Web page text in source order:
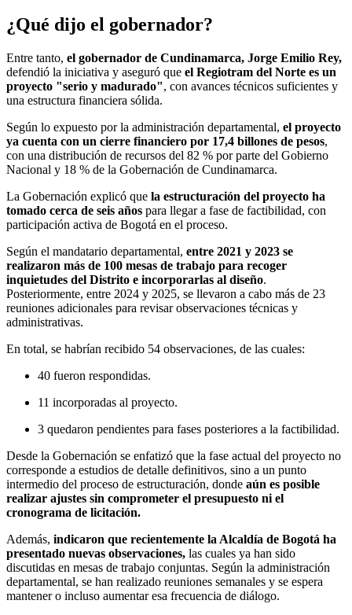
¿Qué dijo el gobernador?
Entre tanto, el gobernador de Cundinamarca, Jorge Emilio Rey,
defendió la iniciativa y aseguró que el Regiotram del Norte es un
proyecto "serio y madurado", con avances técnicos suficientes y
una estructura financiera sólida.
Según lo expuesto por la administración departamental, el proyecto
ya cuenta con un cierre financiero por 17,4 billones de pesos,
con una distribución de recursos del 82 % por parte del Gobierno
Nacional y 18 % de la Gobernación de Cundinamarca.
La Gobernación explicó que la estructuración del proyecto ha
tomado cerca de seis años para llegar a fase de factibilidad, con
participación activa de Bogotá en el proceso.
Según el mandatario departamental, entre 2021 y 2023 se
realizaron más de 100 mesas de trabajo para recoger
inquietudes del Distrito e incorporarlas al diseño.
Posteriormente, entre 2024 y 2025, se llevaron a cabo más de 23
reuniones adicionales para revisar observaciones técnicas y
administrativas.
En total, se habrían recibido 54 observaciones, de las cuales:
40 fueron respondidas.
11 incorporadas al proyecto.
3 quedaron pendientes para fases posteriores a la factibilidad.
Desde la Gobernación se enfatizó que la fase actual del proyecto no
corresponde a estudios de detalle definitivos, sino a un punto
intermedio del proceso de estructuración, donde aún es posible
realizar ajustes sin comprometer el presupuesto ni el
cronograma de licitación.
Además, indicaron que recientemente la Alcaldía de Bogotá ha
presentado nuevas observaciones, las cuales ya han sido
discutidas en mesas de trabajo conjuntas. Según la administración
departamental, se han realizado reuniones semanales y se espera
mantener o incluso aumentar esa frecuencia de diálogo.